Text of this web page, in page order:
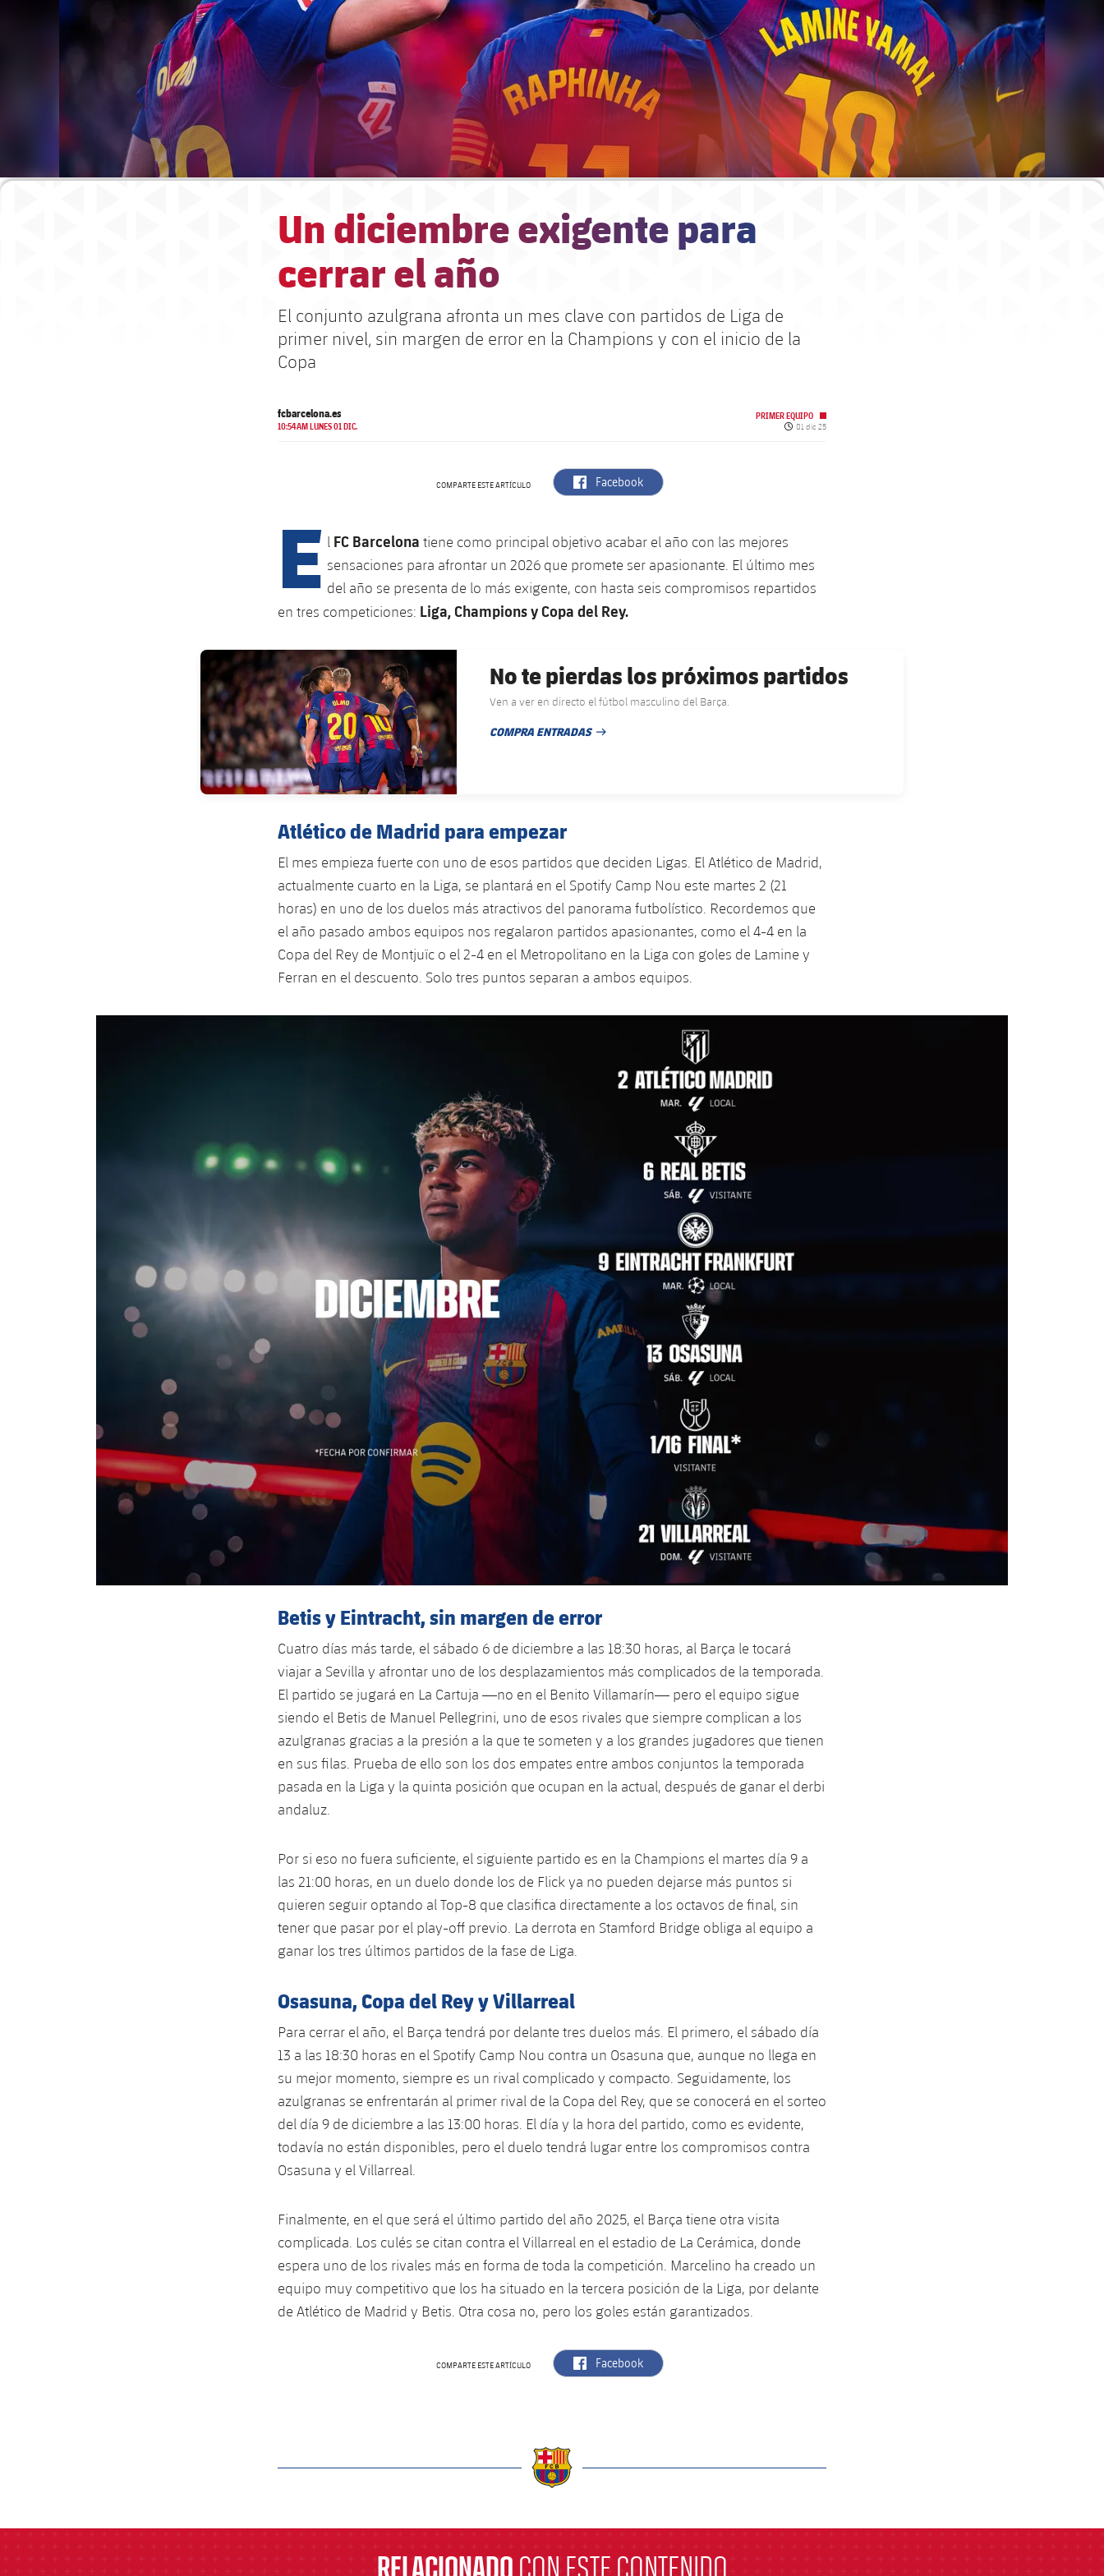
Un diciembre exigente para
cerrar el año
El conjunto azulgrana afronta un mes clave con partidos de Liga de
primer nivel, sin margen de error en la Champions y con el inicio de la
Copa
fcbarcelona.es
10:54AM LUNES 01 DIC.
PRIMER EQUIPO
Fecha de publicación
01 dic 25
COMPARTE ESTE ARTÍCULO label.aria.facebook
Facebook
E l FC Barcelona tiene como principal objetivo acabar el año con las mejores
sensaciones para afrontar un 2026 que promete ser apasionante. El último mes
del año se presenta de lo más exigente, con hasta seis compromisos repartidos
en tres competiciones: Liga, Champions y Copa del Rey.
FC Barcelona club badge
No te pierdas los próximos partidos
Ven a ver en directo el fútbol masculino del Barça.
COMPRA ENTRADAS
FECHA DE PUBLICACIÓN
Atlético de Madrid para empezar
El mes empieza fuerte con uno de esos partidos que deciden Ligas. El Atlético de Madrid,
actualmente cuarto en la Liga, se plantará en el Spotify Camp Nou este martes 2 (21
horas) en uno de los duelos más atractivos del panorama futbolístico. Recordemos que
el año pasado ambos equipos nos regalaron partidos apasionantes, como el 4-4 en la
Copa del Rey de Montjuïc o el 2-4 en el Metropolitano en la Liga con goles de Lamine y
Ferran en el descuento. Solo tres puntos separan a ambos equipos.
Betis y Eintracht, sin margen de error
Cuatro días más tarde, el sábado 6 de diciembre a las 18:30 horas, al Barça le tocará
viajar a Sevilla y afrontar uno de los desplazamientos más complicados de la temporada.
El partido se jugará en La Cartuja —no en el Benito Villamarín— pero el equipo sigue
siendo el Betis de Manuel Pellegrini, uno de esos rivales que siempre complican a los
azulgranas gracias a la presión a la que te someten y a los grandes jugadores que tienen
en sus filas. Prueba de ello son los dos empates entre ambos conjuntos la temporada
pasada en la Liga y la quinta posición que ocupan en la actual, después de ganar el derbi
andaluz.
Por si eso no fuera suficiente, el siguiente partido es en la Champions el martes día 9 a
las 21:00 horas, en un duelo donde los de Flick ya no pueden dejarse más puntos si
quieren seguir optando al Top-8 que clasifica directamente a los octavos de final, sin
tener que pasar por el play-off previo. La derrota en Stamford Bridge obliga al equipo a
ganar los tres últimos partidos de la fase de Liga.
Osasuna, Copa del Rey y Villarreal
Para cerrar el año, el Barça tendrá por delante tres duelos más. El primero, el sábado día
13 a las 18:30 horas en el Spotify Camp Nou contra un Osasuna que, aunque no llega en
su mejor momento, siempre es un rival complicado y compacto. Seguidamente, los
azulgranas se enfrentarán al primer rival de la Copa del Rey, que se conocerá en el sorteo
del día 9 de diciembre a las 13:00 horas. El día y la hora del partido, como es evidente,
todavía no están disponibles, pero el duelo tendrá lugar entre los compromisos contra
Osasuna y el Villarreal.
Finalmente, en el que será el último partido del año 2025, el Barça tiene otra visita
complicada. Los culés se citan contra el Villarreal en el estadio de La Cerámica, donde
espera uno de los rivales más en forma de toda la competición. Marcelino ha creado un
equipo muy competitivo que los ha situado en la tercera posición de la Liga, por delante
de Atlético de Madrid y Betis. Otra cosa no, pero los goles están garantizados.
COMPARTE ESTE ARTÍCULO label.aria.facebook
Facebook